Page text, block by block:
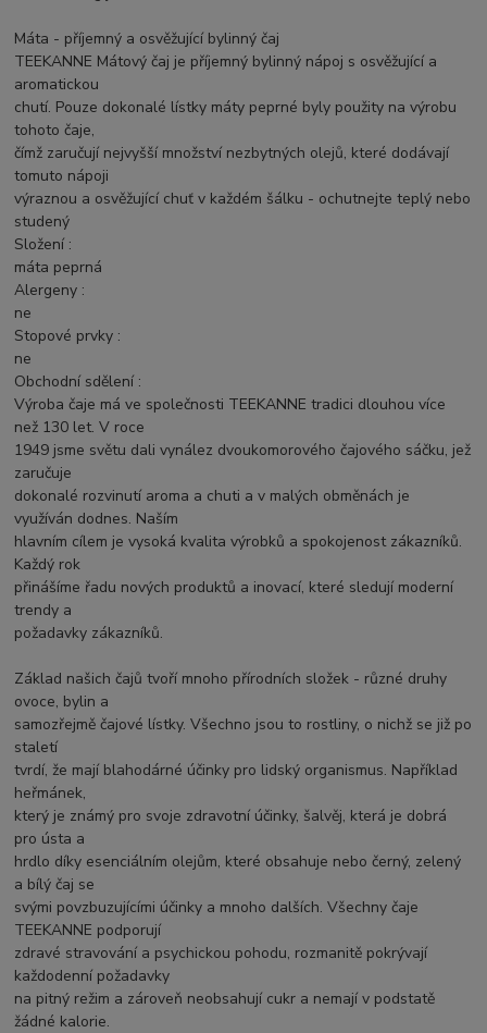
Máta - příjemný a osvěžující bylinný čaj
TEEKANNE Mátový čaj je příjemný bylinný nápoj s osvěžující a
aromatickou
chutí. Pouze dokonalé lístky máty peprné byly použity na výrobu
tohoto čaje,
čímž zaručují nejvyšší množství nezbytných olejů, které dodávají
tomuto nápoji
výraznou a osvěžující chuť v každém šálku - ochutnejte teplý nebo
studený
Složení :
máta peprná
Alergeny :
ne
Stopové prvky :
ne
Obchodní sdělení :
Výroba čaje má ve společnosti TEEKANNE tradici dlouhou více
než 130 let. V roce
1949 jsme světu dali vynález dvoukomorového čajového sáčku, jež
zaručuje
dokonalé rozvinutí aroma a chuti a v malých obměnách je
využíván dodnes. Naším
hlavním cílem je vysoká kvalita výrobků a spokojenost zákazníků.
Každý rok
přinášíme řadu nových produktů a inovací, které sledují moderní
trendy a
požadavky zákazníků.
Základ našich čajů tvoří mnoho přírodních složek - různé druhy
ovoce, bylin a
samozřejmě čajové lístky. Všechno jsou to rostliny, o nichž se již po
staletí
tvrdí, že mají blahodárné účinky pro lidský organismus. Například
heřmánek,
který je známý pro svoje zdravotní účinky, šalvěj, která je dobrá
pro ústa a
hrdlo díky esenciálním olejům, které obsahuje nebo černý, zelený
a bílý čaj se
svými povzbuzujícími účinky a mnoho dalších. Všechny čaje
TEEKANNE podporují
zdravé stravování a psychickou pohodu, rozmanitě pokrývají
každodenní požadavky
na pitný režim a zároveň neobsahují cukr a nemají v podstatě
žádné kalorie.